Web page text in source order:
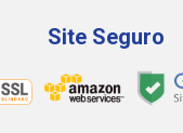
Site Seguro